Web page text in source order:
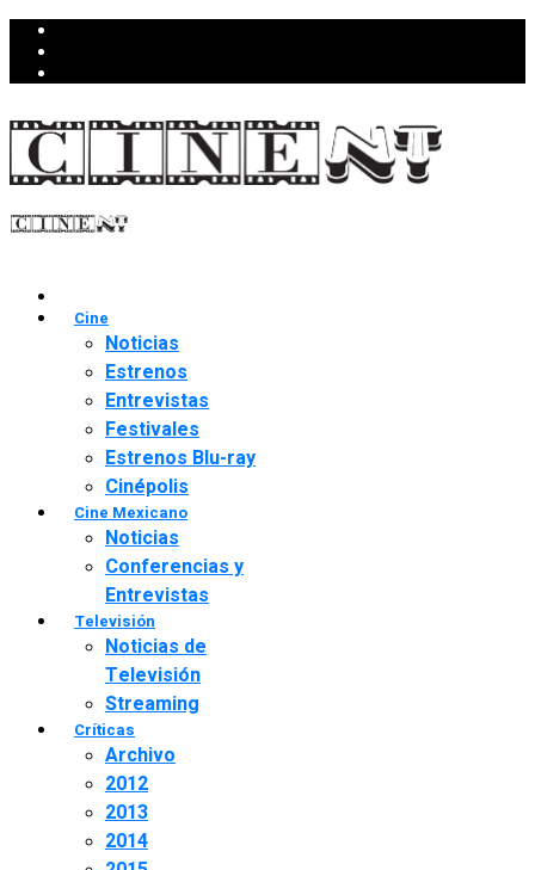
Cine
Noticias
Estrenos
Entrevistas
Festivales
Estrenos Blu-ray
Cinépolis
Cine Mexicano
Noticias
Conferencias y
Entrevistas
Televisión
Noticias de
Televisión
Streaming
Críticas
Archivo
2012
2013
2014